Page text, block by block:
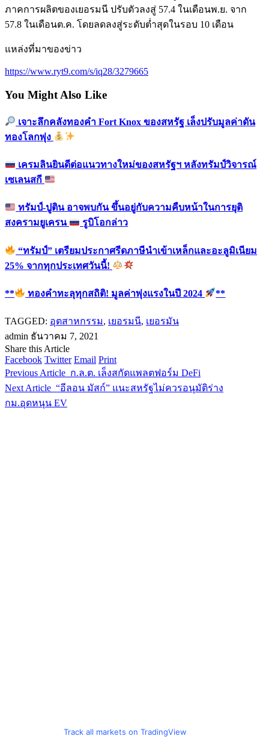
ภาคการผลิตของเยอรมนี ปรับตัวลงสู่ 57.4 ในเดือนพ.ย. จาก
57.8 ในเดือนต.ค. โดยลดลงสู่ระดับต่ำสุดในรอบ 10 เดือน
แหล่งที่มาของข่าว
https://www.ryt9.com/s/iq28/3279665
You Might Also Like
เจาะลึกคลังทองคำ Fort Knox ของสหรัฐ เล็งปรับมูลค่าดัน
ทองโลกพุ่ง
เครมลินยินดีต่อแนวทางใหม่ของสหรัฐฯ หลังทรัมป์วิจารณ์
เซเลนสกี
ทรัมป์-ปูติน อาจพบกัน ขึ้นอยู่กับความคืบหน้าในการยุติ
สงครามยูเครน
รูบิโอกล่าว
“ทรัมป์” เตรียมประกาศรีดภาษีนำเข้าเหล็กและอะลูมิเนียม
25% จากทุกประเทศวันนี้!
** ทองคำทะลุทุกสถิติ! มูลค่าพุ่งแรงในปี 2024 **
TAGGED: อุตสาหกรรม, เยอรมนี, เยอรมัน
admin ธันวาคม 7, 2021
Share this Article
Facebook Twitter Email Print
Previous Article ก.ล.ต. เล็งสกัดแพลตฟอร์ม DeFi
Next Article “อีลอน มัสก์” แนะสหรัฐไม่ควรอนุมัติร่าง
กม.อุดหนุน EV
Track all markets on TradingView